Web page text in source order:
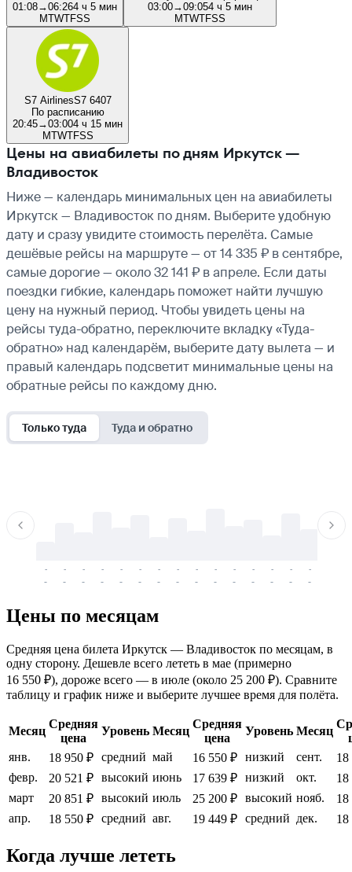
01:08→06:264 ч 5 мин
MTWTFSS
03:00→09:054 ч 5 мин
MTWTFSS
S7 AirlinesS7 6407
По расписанию
20:45→03:004 ч 15 мин
MTWTFSS
Цены на авиабилеты по дням Иркутск —
Владивосток
Ниже — календарь минимальных цен на авиабилеты
Иркутск — Владивосток по дням. Выберите удобную
дату и сразу увидите стоимость перелёта. Самые
дешёвые рейсы на маршруте — от 14 335 ₽ в сентябре,
самые дорогие — около 32 141 ₽ в апреле. Если даты
поездки гибкие, календарь поможет найти лучшую
цену на нужный период. Чтобы увидеть цены на
рейсы туда-обратно, переключите вкладку «Туда-
обратно» над календарём, выберите дату вылета — и
правый календарь подсветит минимальные цены на
обратные рейсы по каждому дню.
Только туда Туда и обратно
-
-
-
-
-
-
-
-
-
-
-
-
-
-
-
-
-
-
-
-
-
-
-
-
-
-
-
-
-
-
Цены по месяцам
Средняя цена билета Иркутск — Владивосток по месяцам, в
одну сторону. Дешевле всего лететь в мае (примерно
16 550 ₽), дороже всего — в июле (около 25 200 ₽). Сравните
таблицу и график ниже и выберите лучшее время для полёта.
Месяц
Средняя
цена
Уровень Месяц
Средняя
цена
Уровень Месяц
янв.
18 950 ₽ средний май 16 550 ₽ низкий сент.
18
февр.
20 521 ₽ высокий июнь 17 639 ₽ низкий окт.
18
март
20 851 ₽ высокий июль 25 200 ₽ высокий нояб.
18
апр.
18 550 ₽ средний авг. 19 449 ₽ средний дек. 18
Когда лучше лететь